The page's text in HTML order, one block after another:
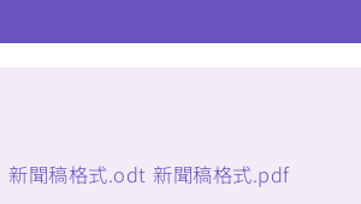
新聞稿格式.odt 新聞稿格式.pdf